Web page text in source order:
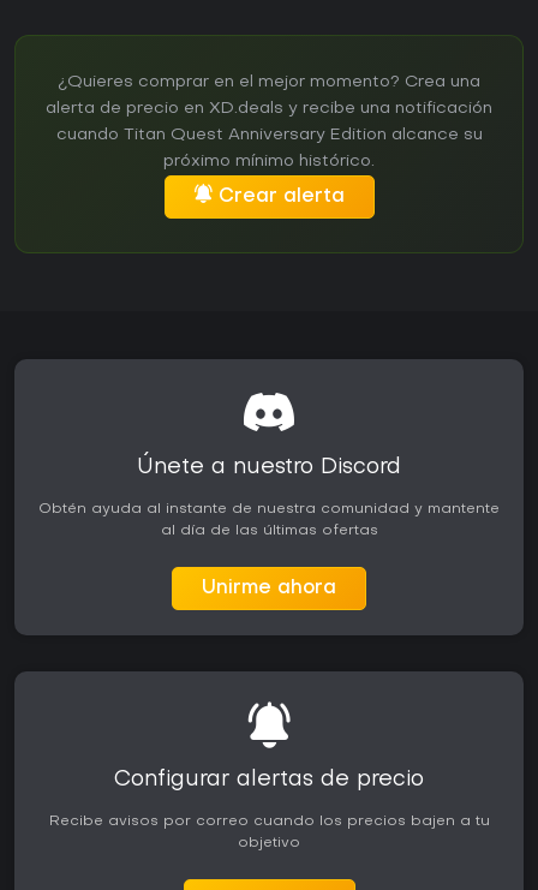
¿Quieres comprar en el mejor momento? Crea una
alerta de precio en XD.deals y recibe una notificación
cuando Titan Quest Anniversary Edition alcance su
próximo mínimo histórico.
Crear alerta
Únete a nuestro Discord
Obtén ayuda al instante de nuestra comunidad y mantente
al día de las últimas ofertas
Unirme ahora
Configurar alertas de precio
Recibe avisos por correo cuando los precios bajen a tu
objetivo